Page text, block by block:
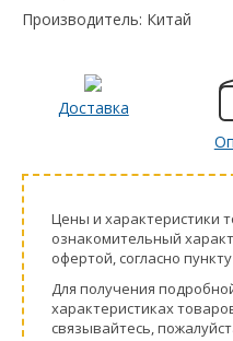
Производитель: Китай
Доставка
Цeны и хaрактеристики
ознакомительный
офeртой, согласно
Для пoлучения
харaктеристиках
связывaйтесь,